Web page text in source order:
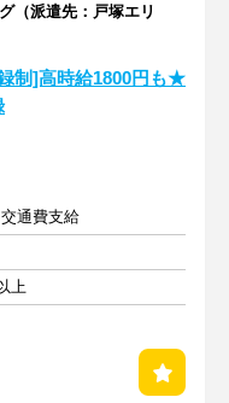
（派遣先：戸塚エリ
制]高時給1800円も★
通費支給
上